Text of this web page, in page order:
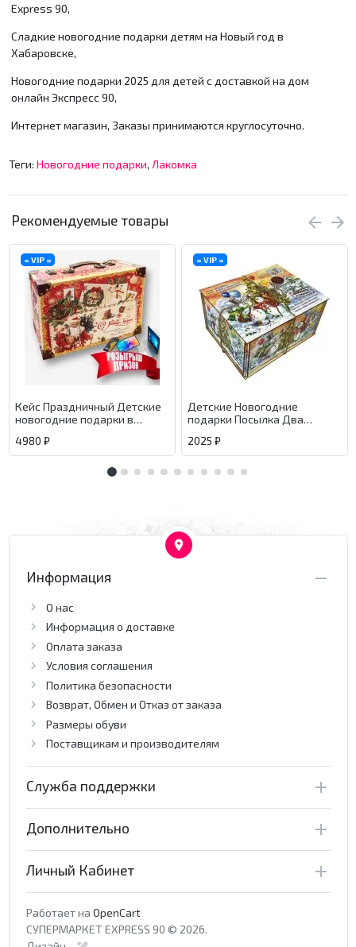
Express 90,
Сладкие новогодние подарки детям на Новый год в
Хабаровске,
Новогодние подарки 2025 для детей с доставкой на дом
онлайн Экспресс 90,
Интернет магазин, Заказы принимаются круглосуточно.
Теги: Новогодние подарки, Лакомка
Рекомендуемые товары
= VIP =
Кейс Праздничный Детские
новогодние подарки в
4980 ₽
= VIP =
Детские Новогодние
подарки Посылка Два
2025 ₽
Информация
О нас
Информация о доставке
Оплата заказа
Условия соглашения
Политика безопасности
Возврат, Обмен и Отказ от заказа
Размеры обуви
Поставщикам и производителям
Служба поддержки
Дополнительно
Личный Кабинет
Работает на OpenCart
СУПЕРМАРКЕТ EXPRESS 90 © 2026.